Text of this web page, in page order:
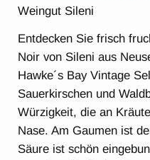
Weingut Sileni
Entdecken Sie frisch
Noir von Sileni aus
Hawke´s Bay Vintage
Sauerkirschen und
Würzigkeit, die an
Nase. Am Gaumen ist
Säure ist schön